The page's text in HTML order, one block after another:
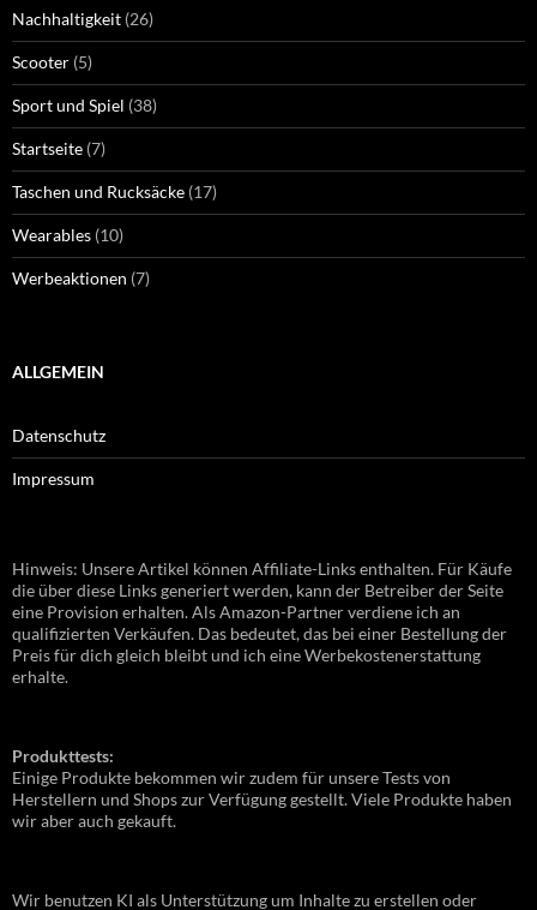
Nachhaltigkeit (26)
Scooter (5)
Sport und Spiel (38)
Startseite (7)
Taschen und Rucksäcke (17)
Wearables (10)
Werbeaktionen (7)
ALLGEMEIN
Datenschutz
Impressum
Hinweis: Unsere Artikel können Affiliate-Links enthalten. Für Käufe
die über diese Links generiert werden, kann der Betreiber der Seite
eine Provision erhalten. Als Amazon-Partner verdiene ich an
qualifizierten Verkäufen. Das bedeutet, das bei einer Bestellung der
Preis für dich gleich bleibt und ich eine Werbekostenerstattung
erhalte.
Produkttests:
Einige Produkte bekommen wir zudem für unsere Tests von
Herstellern und Shops zur Verfügung gestellt. Viele Produkte haben
wir aber auch gekauft.
Wir benutzen KI als Unterstützung um Inhalte zu erstellen oder